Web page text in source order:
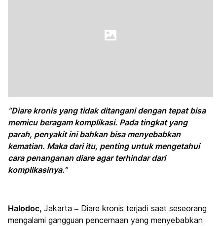
“Diare kronis yang tidak ditangani dengan tepat bisa
memicu beragam komplikasi. Pada tingkat yang
parah, penyakit ini bahkan bisa menyebabkan
kematian. Maka dari itu, penting untuk mengetahui
cara penanganan diare agar terhindar dari
komplikasinya.”
Halodoc, Jakarta – Diare kronis terjadi saat seseorang
mengalami gangguan pencernaan yang menyebabkan